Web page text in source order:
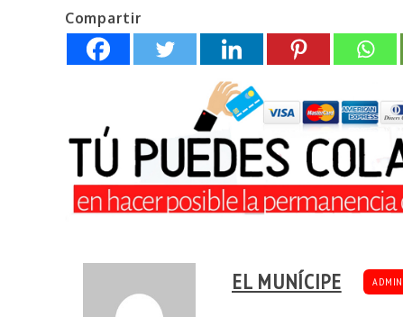
Compartir
EL MUNÍCIPE